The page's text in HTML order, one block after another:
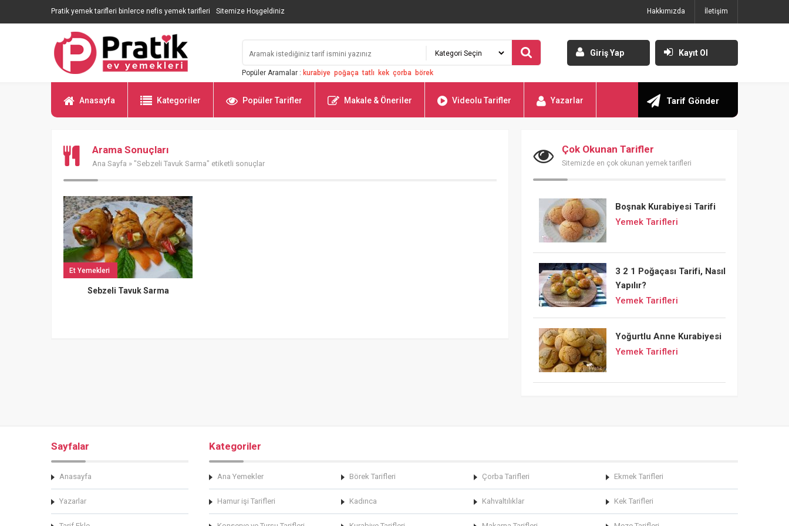
Pratik yemek tarifleri binlerce nefis yemek tarifleri Sitemize Hoşgeldiniz Hakkımızda İletişim
Popüler Aramalar : kurabiye poğaça tatlı kek çorba börek
Giriş Yap Kayıt Ol
Anasayfa Kategoriler Popüler Tarifler Makale & Öneriler Videolu Tarifler Yazarlar Tarif Gönder
Arama Sonuçları
Ana Sayfa » "Sebzeli Tavuk Sarma" etiketli sonuçlar
Et Yemekleri
Sebzeli Tavuk Sarma
Çok Okunan Tarifler
Sitemizde en çok okunan yemek tarifleri
Boşnak Kurabiyesi Tarifi
Yemek Tarifleri
3 2 1 Poğaçası Tarifi, Nasıl
Yapılır?
Yemek Tarifleri
Yoğurtlu Anne Kurabiyesi
Yemek Tarifleri
Sayfalar
Anasayfa
Yazarlar
Kategoriler
Ana Yemekler Börek Tarifleri Çorba Tarifleri Ekmek Tarifleri
Hamur işi Tarifleri Kadınca Kahvaltılıklar Kek Tarifleri